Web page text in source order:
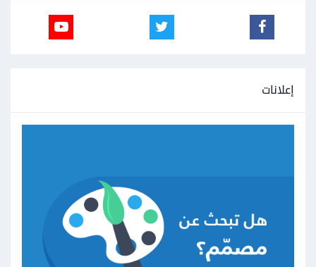
إعلانات